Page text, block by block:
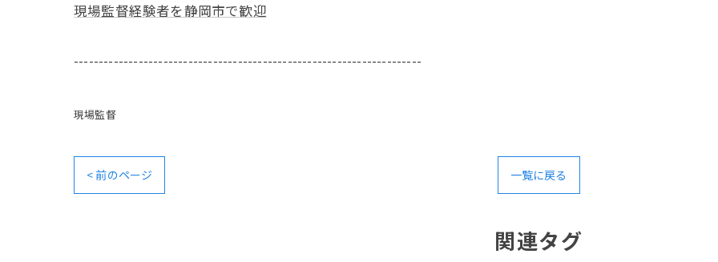
現場監督経験者を静岡市で歓迎
----------------------------------------------------------------------
現場監督
< 前のページ 一覧に戻る
関連タグ